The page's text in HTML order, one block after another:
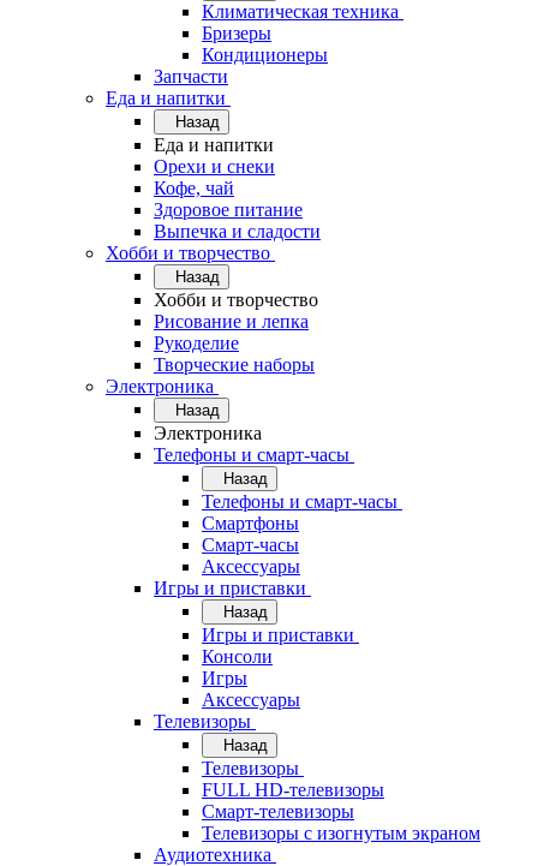
Климатическая техника
Бризеры
Кондиционеры
Запчасти
Еда и напитки
Назад
Еда и напитки
Орехи и снеки
Кофе, чай
Здоровое питание
Выпечка и сладости
Хобби и творчество
Назад
Хобби и творчество
Рисование и лепка
Рукоделие
Творческие наборы
Электроника
Назад
Электроника
Телефоны и смарт-часы
Назад
Телефоны и смарт-часы
Смартфоны
Смарт-часы
Аксессуары
Игры и приставки
Назад
Игры и приставки
Консоли
Игры
Аксессуары
Телевизоры
Назад
Телевизоры
FULL HD-телевизоры
Смарт-телевизоры
Телевизоры с изогнутым экраном
Аудиотехника